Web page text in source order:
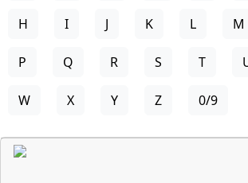
H I J K L M
P Q R S T
W X Y Z 0/9